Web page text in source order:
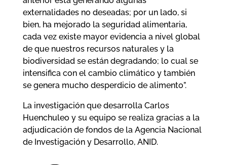
externalidades no deseadas; por un lado, si
bien, ha mejorado la seguridad alimentaria,
cada vez existe mayor evidencia a nivel global
de que nuestros recursos naturales y la
biodiversidad se están degradando; lo cual se
intensifica con el cambio climático y también
se genera mucho desperdicio de alimento”.
La investigación que desarrolla Carlos
Huenchuleo y su equipo se realiza gracias a la
adjudicación de fondos de la Agencia Nacional
de Investigación y Desarrollo, ANID.